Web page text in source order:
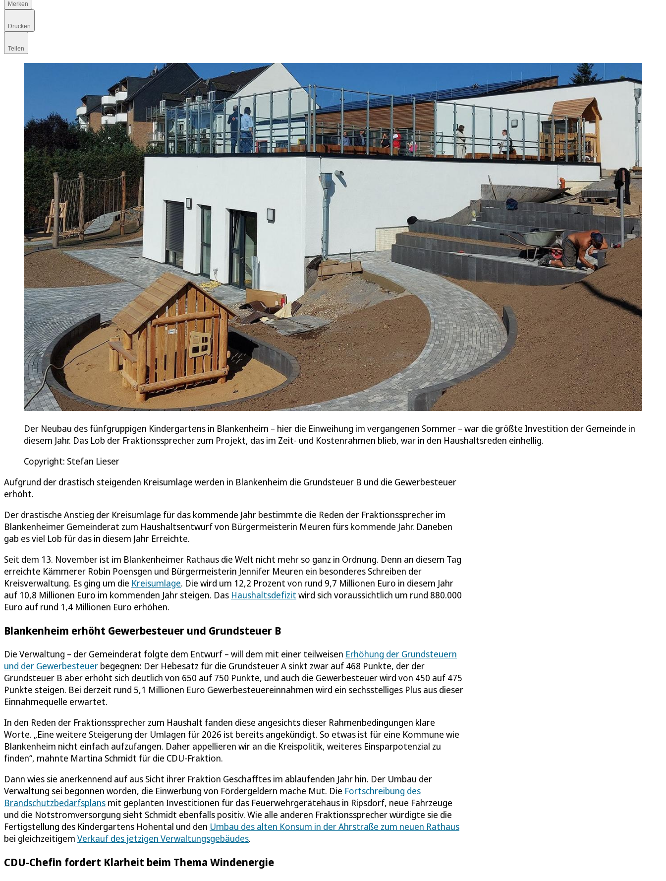
Merken
Drucken
Teilen
Der Neubau des fünfgruppigen Kindergartens in Blankenheim – hier die Einweihung im vergangenen Sommer – war die größte Investition der Gemeinde in
diesem Jahr. Das Lob der Fraktionssprecher zum Projekt, das im Zeit- und Kostenrahmen blieb, war in den Haushaltsreden einhellig.
Copyright: Stefan Lieser
Aufgrund der drastisch steigenden Kreisumlage werden in Blankenheim die Grundsteuer B und die Gewerbesteuer
erhöht.
Der drastische Anstieg der Kreisumlage für das kommende Jahr bestimmte die Reden der Fraktionssprecher im
Blankenheimer Gemeinderat zum Haushaltsentwurf von Bürgermeisterin Meuren fürs kommende Jahr. Daneben
gab es viel Lob für das in diesem Jahr Erreichte.
Seit dem 13. November ist im Blankenheimer Rathaus die Welt nicht mehr so ganz in Ordnung. Denn an diesem Tag
erreichte Kämmerer Robin Poensgen und Bürgermeisterin Jennifer Meuren ein besonderes Schreiben der
Kreisverwaltung. Es ging um die Kreisumlage. Die wird um 12,2 Prozent von rund 9,7 Millionen Euro in diesem Jahr
auf 10,8 Millionen Euro im kommenden Jahr steigen. Das Haushaltsdefizit wird sich voraussichtlich um rund 880.000
Euro auf rund 1,4 Millionen Euro erhöhen.
Blankenheim erhöht Gewerbesteuer und Grundsteuer B
Die Verwaltung – der Gemeinderat folgte dem Entwurf – will dem mit einer teilweisen Erhöhung der Grundsteuern
und der Gewerbesteuer begegnen: Der Hebesatz für die Grundsteuer A sinkt zwar auf 468 Punkte, der der
Grundsteuer B aber erhöht sich deutlich von 650 auf 750 Punkte, und auch die Gewerbesteuer wird von 450 auf 475
Punkte steigen. Bei derzeit rund 5,1 Millionen Euro Gewerbesteuereinnahmen wird ein sechsstelliges Plus aus dieser
Einnahmequelle erwartet.
In den Reden der Fraktionssprecher zum Haushalt fanden diese angesichts dieser Rahmenbedingungen klare
Worte. „Eine weitere Steigerung der Umlagen für 2026 ist bereits angekündigt. So etwas ist für eine Kommune wie
Blankenheim nicht einfach aufzufangen. Daher appellieren wir an die Kreispolitik, weiteres Einsparpotenzial zu
finden“, mahnte Martina Schmidt für die CDU-Fraktion.
Dann wies sie anerkennend auf aus Sicht ihrer Fraktion Geschafftes im ablaufenden Jahr hin. Der Umbau der
Verwaltung sei begonnen worden, die Einwerbung von Fördergeldern mache Mut. Die Fortschreibung des
Brandschutzbedarfsplans mit geplanten Investitionen für das Feuerwehrgerätehaus in Ripsdorf, neue Fahrzeuge
und die Notstromversorgung sieht Schmidt ebenfalls positiv. Wie alle anderen Fraktionssprecher würdigte sie die
Fertigstellung des Kindergartens Hohental und den Umbau des alten Konsum in der Ahrstraße zum neuen Rathaus
bei gleichzeitigem Verkauf des jetzigen Verwaltungsgebäudes.
CDU-Chefin fordert Klarheit beim Thema Windenergie